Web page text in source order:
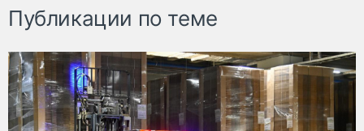
Публикации по теме